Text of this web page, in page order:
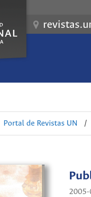
Portal de Revistas UN /
2005-